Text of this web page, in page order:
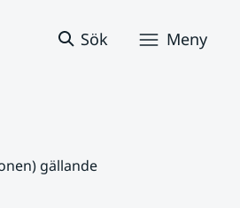
Sök Meny
gällande